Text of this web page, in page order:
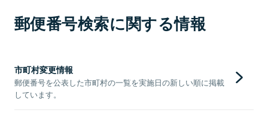
郵便番号検索に関する情報
市町村変更情報
郵便番号を公表した市町村の一覧を実施日の新しい順に掲載
しています。